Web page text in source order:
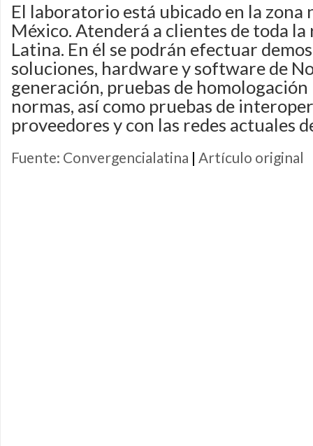
El laboratorio está ubicado en la zona
México. Atenderá a clientes de toda
Latina. En él se podrán efectuar
soluciones, hardware y software de
generación, pruebas de
normas, así como pruebas de
proveedores y con las redes actuales
Fuente: Convergencialatina | Artículo original